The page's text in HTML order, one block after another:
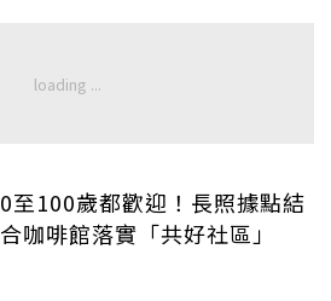
0至100歲都歡迎！長照據點結
合咖啡館落實「共好社區」